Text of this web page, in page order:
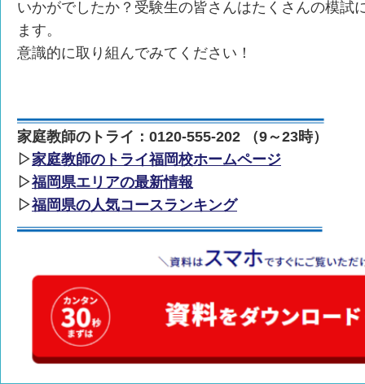
いかがでしたか？受験生の皆さんはたくさんの模試
ます。
意識的に取り組んでみてください！
家庭教師のトライ：0120-555-202 （9～23時）
▷家庭教師のトライ福岡校ホームページ
▷福岡県エリアの最新情報
▷福岡県の人気コースランキング